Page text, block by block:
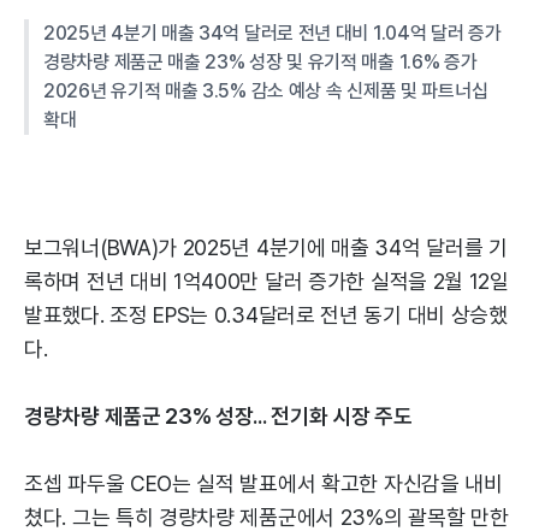
2025년 4분기 매출 34억 달러로 전년 대비 1.04억 달러 증가
경량차량 제품군 매출 23% 성장 및 유기적 매출 1.6% 증가
2026년 유기적 매출 3.5% 감소 예상 속 신제품 및 파트너십
확대
보그워너(BWA)가 2025년 4분기에 매출 34억 달러를 기
록하며 전년 대비 1억400만 달러 증가한 실적을 2월 12일
발표했다. 조정 EPS는 0.34달러로 전년 동기 대비 상승했
다.
경량차량 제품군 23% 성장... 전기화 시장 주도
조셉 파두울 CEO는 실적 발표에서 확고한 자신감을 내비
쳤다. 그는 특히 경량차량 제품군에서 23%의 괄목할 만한